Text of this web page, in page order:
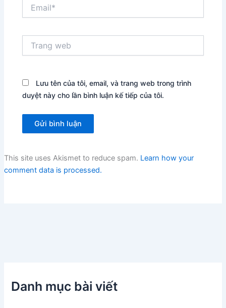
web
Lưu tên của tôi, email, và trang web trong trình
duyệt này cho lần bình luận kế tiếp của tôi.
This site uses Akismet to reduce spam. Learn how your
comment data is processed.
Danh mục bài viết